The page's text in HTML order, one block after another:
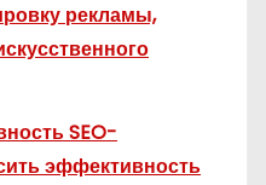
рекламы,
SEO-
эффективность